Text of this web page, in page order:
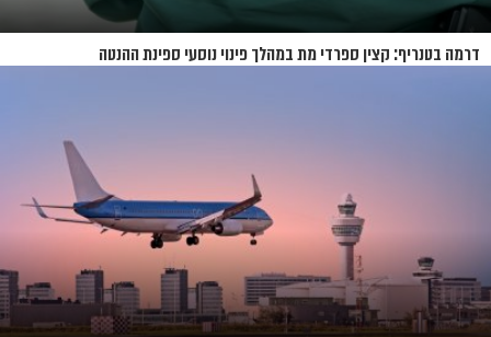
דרמה בטנריף: קצין ספרדי מת במהלך פינוי נוסעי ספינת ההנטה